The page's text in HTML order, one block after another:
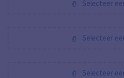
Selecteer
Selecteer
Selecteer